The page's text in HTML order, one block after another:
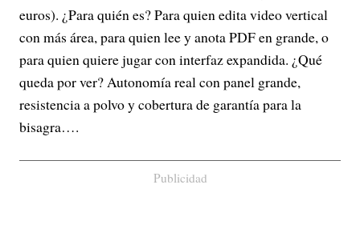
euros). ¿Para quién es? Para quien edita video vertical
con más área, para quien lee y anota PDF en grande, o
para quien quiere jugar con interfaz expandida. ¿Qué
queda por ver? Autonomía real con panel grande,
resistencia a polvo y cobertura de garantía para la
bisagra….
Publicidad